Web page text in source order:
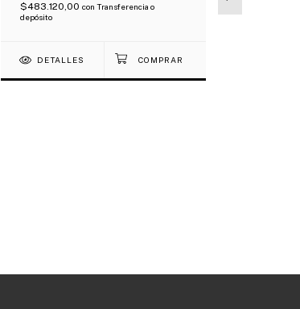
$483.120,00 con Transferencia o
depósito
DETALLES